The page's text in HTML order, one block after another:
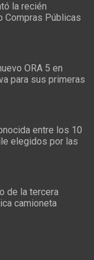
la recién
Compras Públicas
ORA 5 en
para sus primeras
entre los 10
elegidos por las
de la tercera
camioneta